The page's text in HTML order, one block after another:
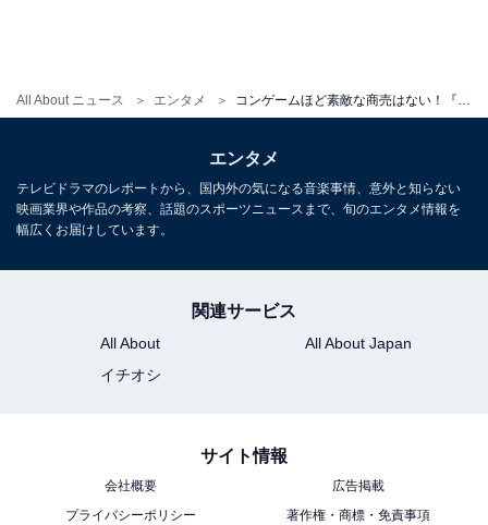
All About ニュース エンタメ
と言っていいでしょう。
標的あってのコンゲーム ゲスト陣から目が離せ
ない！
く語りかけるゴッドファーザー・赤星栄介（
の存在があってこその初回。視聴者に「あの江口洋介
が！」と思わせるような“仰々しさ”と“
この振り切った騙されっぷりが作品の要で、第2回の標
的はリゾート王・桜田しず子（吉瀬美智子）、さらに佐
エンタメ
テレビドラマのレポートから、国内外の気になる音楽事情、意外と知らない
映画業界や作品の考察、話題のスポーツニュースまで、旬のエンタメ情報を
幅広くお届けしています。
関連サービス
All About
All About Japan
イチオシ
サイト情報
会社概要
広告掲載
プライバシーポリシー
著作権・商標・免責事項